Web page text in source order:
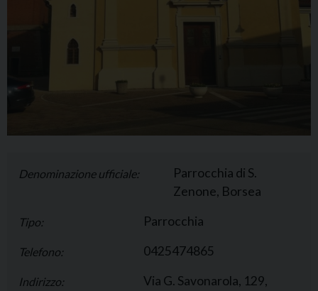
Denominazione ufficiale:
Parrocchia di S.
Zenone, Borsea
Tipo: Parrocchia
Telefono: 0425474865
Indirizzo:
Via G. Savonarola, 129,